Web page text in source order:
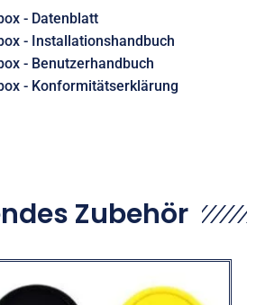
- Datenblatt
- Installationshandbuch
- Benutzerhandbuch
- Konformitätserklärung
Zubehör